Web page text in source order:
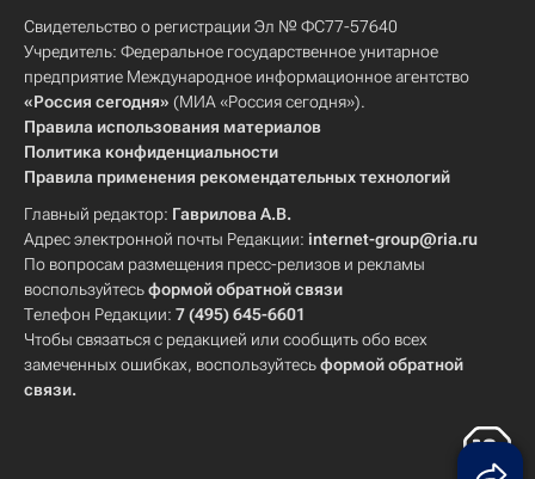
Свидетельство о регистрации Эл № ФС77-57640
Учредитель: Федеральное государственное унитарное
предприятие Международное информационное агентство
«Россия сегодня» (МИА «Россия сегодня»).
Правила использования материалов
Политика конфиденциальности
Правила применения рекомендательных технологий
Главный редактор: Гаврилова А.В.
Адрес электронной почты Редакции: internet-group@ria.ru
По вопросам размещения пресс-релизов и рекламы
воспользуйтесьформой обратной связи
Телефон Редакции: 7 (495) 645-6601
Чтобы связаться с редакцией или сообщить обо всех
замеченных ошибках, воспользуйтесьформой обратной
связи.